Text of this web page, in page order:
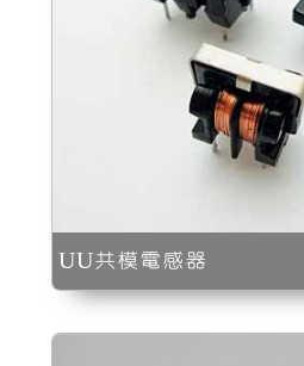
UU共模電感器